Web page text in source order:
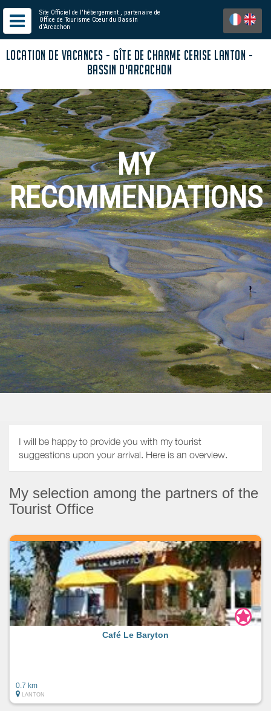
Site Officiel de l'hébergement , partenaire de
Office de Tourisme Coeur du Bassin
d'Arcachon
LOCATION DE VACANCES - GÎTE DE CHARME CERISE LANTON -
BASSIN D'ARCACHON
MY
RECOMMENDATIONS
I will be happy to provide you with my tourist
suggestions upon your arrival. Here is an overview.
My selection among the partners of the
Tourist Office
Café Le Baryton
0.7 km
LANTON